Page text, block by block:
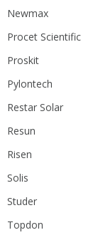
Newmax
Procet Scientific
Proskit
Pylontech
Restar Solar
Resun
Risen
Solis
Studer
Topdon